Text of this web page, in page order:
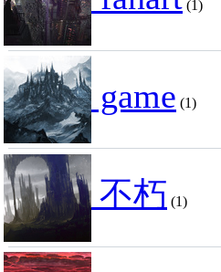
(1)
game (1)
不朽 (1)